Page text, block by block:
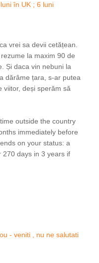
în UK ; 6 luni
vrei sa devii cetățean.
la maxim 90 de
Și daca vin nebuni la
dărâme țara, s-ar putea
viitor, deși sperăm să
outside the country
immediately before
on your status: a
270 days in 3 years if
- veniti , nu ne salutati